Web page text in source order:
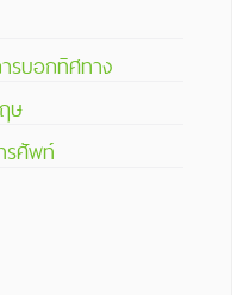
น งานดีมาก ขอบคุณ
รบอกทิศทาง
ษ
รศัพท์